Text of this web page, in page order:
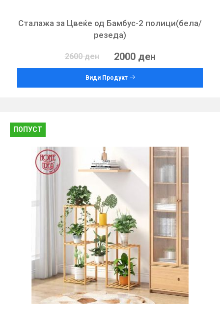
Сталажа за Цвеќе од Бамбус-2 полици(бела/
резеда)
2600 ден 2000 ден
Види Продукт
ПОПУСТ